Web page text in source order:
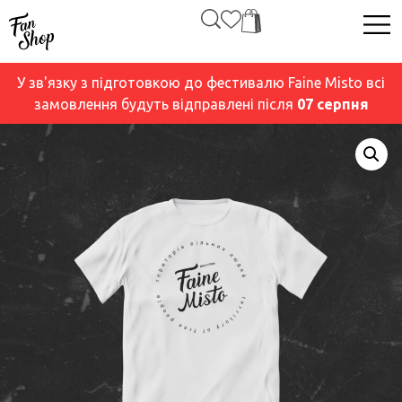
У зв'язку з підготовкою до фестивалю Faine Misto всі
замовлення будуть відправлені після 07 серпня